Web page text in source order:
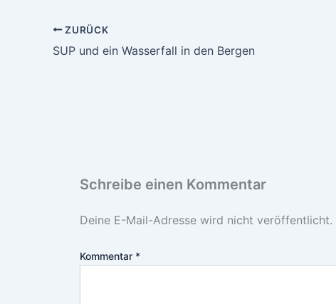
ZURÜCK
SUP und ein Wasserfall in den Bergen
Schreibe einen Kommentar
Deine E-Mail-Adresse wird nicht veröffentlicht.
Kommentar *